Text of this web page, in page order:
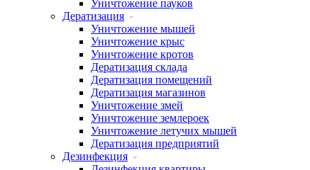
Уничтожение пауков
Дератизация
Уничтожение мышей
Уничтожение крыс
Уничтожение кротов
Дератизация склада
Дератизация помещений
Дератизация магазинов
Уничтожение змей
Уничтожение землероек
Уничтожение летучих мышей
Дератизация предприятий
Дезинфекция